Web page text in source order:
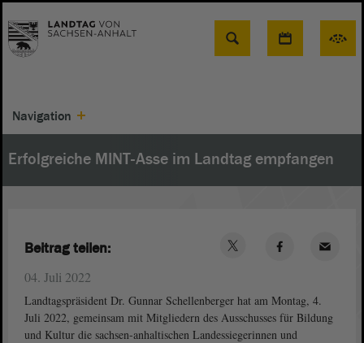
Suche
Navigation
Erfolgreiche MINT-Asse im Landtag empfangen
04. Juli 2022
Landtagspräsident Dr. Gunnar Schellenberger hat am Montag, 4.
Juli 2022, gemeinsam mit Mitgliedern des Ausschusses für Bildung
und Kultur die sachsen-anhaltischen Landessiegerinnen und
Beitrag teilen: